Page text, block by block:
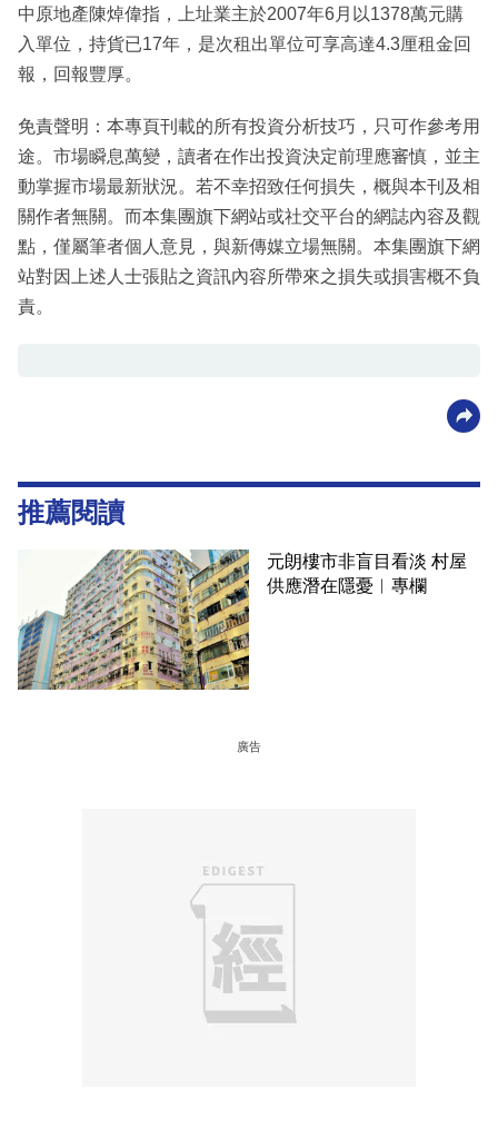
中原地產陳焯偉指，上址業主於2007年6月以1378萬元購
入單位，持貨已17年，是次租出單位可享高達4.3厘租金回
報，回報豐厚。
免責聲明：本專頁刊載的所有投資分析技巧，只可作參考用
途。市場瞬息萬變，讀者在作出投資決定前理應審慎，並主
動掌握市場最新狀況。若不幸招致任何損失，概與本刊及相
關作者無關。而本集團旗下網站或社交平台的網誌內容及觀
點，僅屬筆者個人意見，與新傳媒立場無關。本集團旗下網
站對因上述人士張貼之資訊內容所帶來之損失或損害概不負
責。
推薦閱讀
元朗樓市非盲目看淡 村屋
供應潛在隱憂︳專欄
廣告